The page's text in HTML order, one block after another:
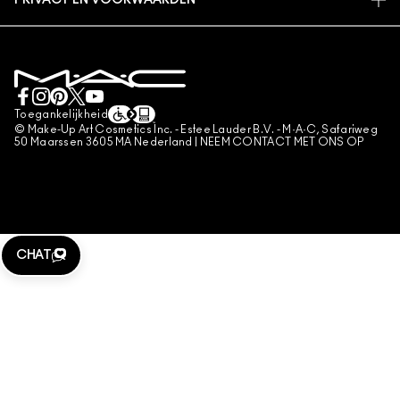
NEEM CONTACT MET ONS OP
CONTACTEER FABRIKANT
MAKE-UP SERVICES
VERKOOPSVOORWAARDEN
NAMAAKPRODUCTEN
ALGEMENE VOORWAARDEN POA
Toegankelijkheid
© Make-Up Art Cosmetics Inc. - Estee Lauder B.V. - M·A·C, Safariweg
50 Maarssen 3605 MA Nederland |
NEEM CONTACT MET ONS OP
CHAT